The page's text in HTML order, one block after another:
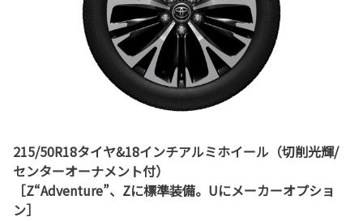
215/50R18タイヤ&18インチアルミホイール（切削光輝/
センターオーナメント付）
［Z“Adventure”、Zに標準装備。Uにメーカーオプショ
ン］